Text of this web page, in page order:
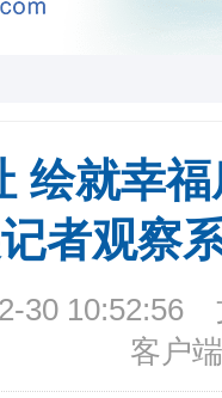
绘就幸
者观察
30 10:52:56
客户端